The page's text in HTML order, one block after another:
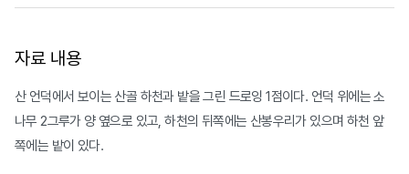
자료 내용
산 언덕에서 보이는 산골 하천과 밭을 그린 드로잉 1점이다. 언덕 위에는 소
나무 2그루가 양 옆으로 있고, 하천의 뒤쪽에는 산봉우리가 있으며 하천 앞
쪽에는 밭이 있다.